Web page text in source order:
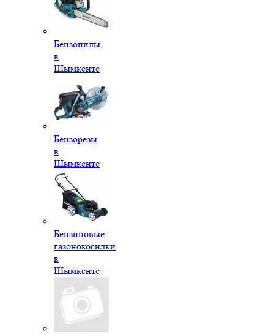
Бензопилы
в
Шымкенте
Бензорезы
в
Шымкенте
Бензиновые
газонокосилки
в
Шымкенте